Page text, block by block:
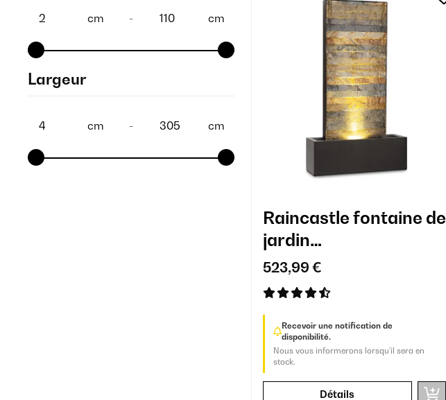
cm - cm
Largeur
cm - cm
Raincastle fontaine de
jardin
intérieur/extérieur
523,99 €
Recevoir une notification de
disponibilité.
Nous vous informerons lorsqu’il sera en
stock.
Détails